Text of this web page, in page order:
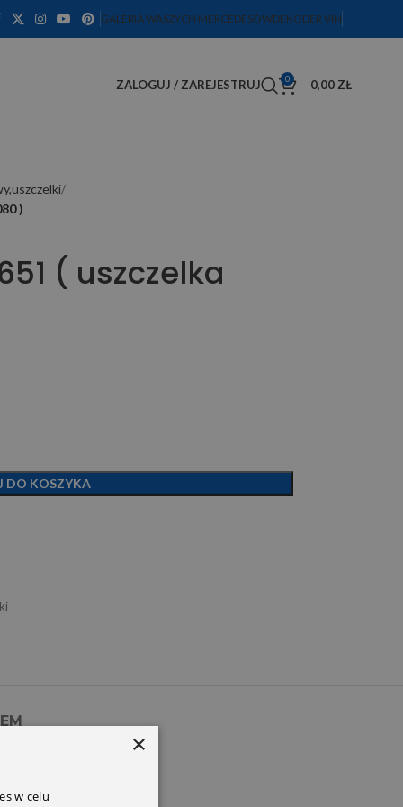
GALERIA WASZYCH MERCEDESÓWDEKODER VIN
ZALOGUJ / ZAREJESTRUJ 0 0,00 ZŁ
)
( uszczelka
DO KOSZYKA
×
w celu